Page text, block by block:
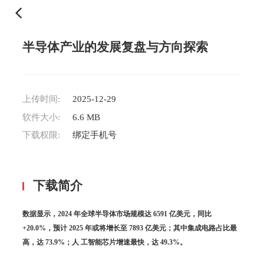
半导体产业的发展复盘与方向探索
上传时间:
软件大小:
下载权限:
2025-12-29
6.6 MB
绑定手机号
下载简介
数据显示，2024 年全球半导体市场规模达 6591 亿美元，同比
+20.0%，预计 2025 年或将增长至 7893 亿美元；其中集成电路占比最
高，达 73.9%；人 工智能芯片增速最快，达 49.3%。